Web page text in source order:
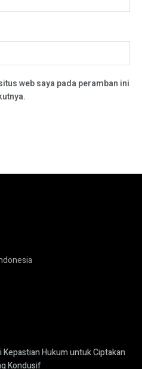
web saya pada peramban ini
Kepastian Hukum untuk Ciptakan
Kondusif